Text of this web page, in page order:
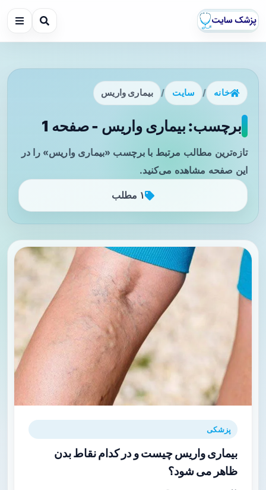
خانه / سایت / بیماری واریس
برچسب: بیماری واریس - صفحه 1
تازه‌ترین مطالب مرتبط با برچسب «بیماری واریس» را در
این صفحه مشاهده می‌کنید.
۱ مطلب
پزشکی
بیماری واریس چیست و در کدام نقاط بدن
ظاهر می شود؟